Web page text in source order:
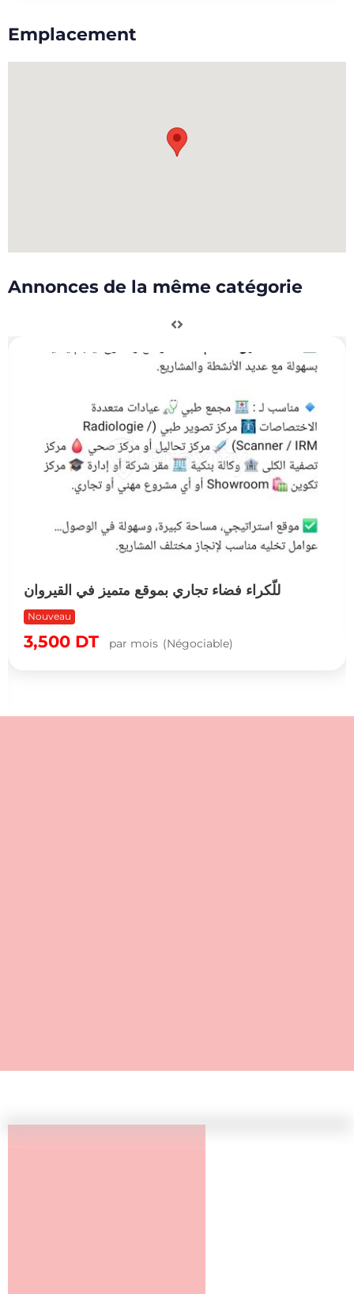
Emplacement
Annonces de la même catégorie
للّكراء فضاء تجاري بموقع متميز في القيروان
Nouveau
3,500 DT par mois (Négociable)